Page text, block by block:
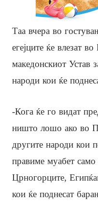
Таа вчера во
егејците ќе влезат
македонскиот Устав
народи кои ќе
-Кога ќе го видат
ништо лошо ако во
другите народи кои
правиме муабет само
Црногорците,
кои ќе поднесат